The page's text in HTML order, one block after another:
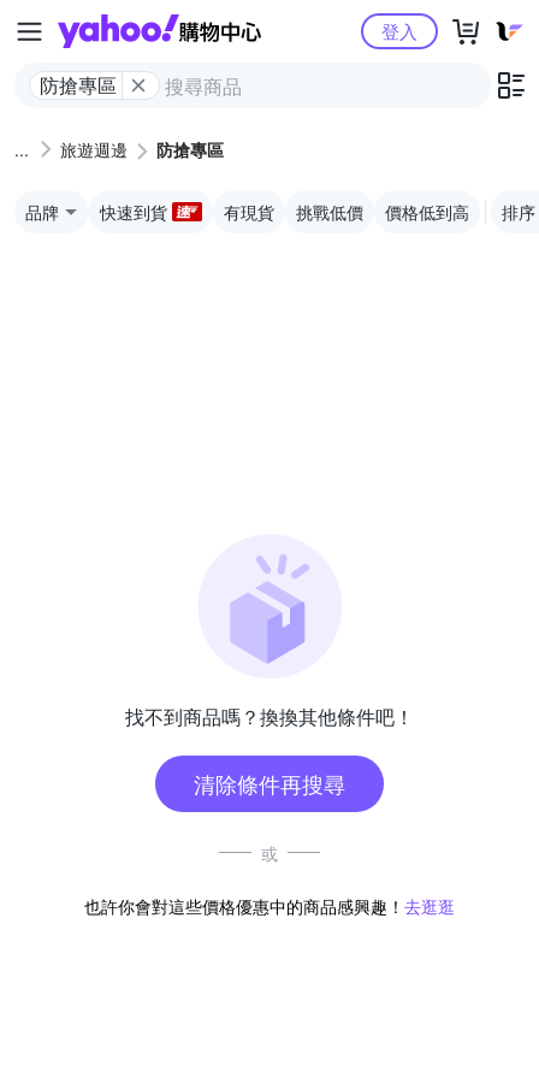
Yahoo購物中心
防搶專區
登入
旅遊週邊 防搶專區
品牌 快速到貨 有現貨 挑戰低價 價格低到高 排序
找不到商品嗎？換換其他條件吧！
清除條件再搜尋
或
也許你會對這些價格優惠中的商品感興趣！ 去逛逛